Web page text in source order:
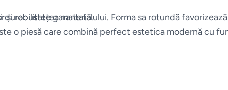
durabilitate garantată.
robustețea materialului. Forma sa rotundă
o piesă care combină perfect estetica modernă cu